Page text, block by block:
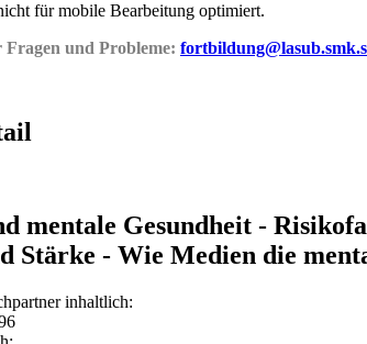
für mobile Bearbeitung optimiert.
und Probleme:
mentale Gesundheit -
Stärke - Wie Medien die
inhaltlich: